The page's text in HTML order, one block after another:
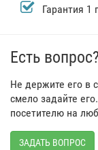
Гарантия 1
Есть вопрос?
Не держите его в
смело задайте
посетителю на
ЗАДАТЬ ВОПРОС